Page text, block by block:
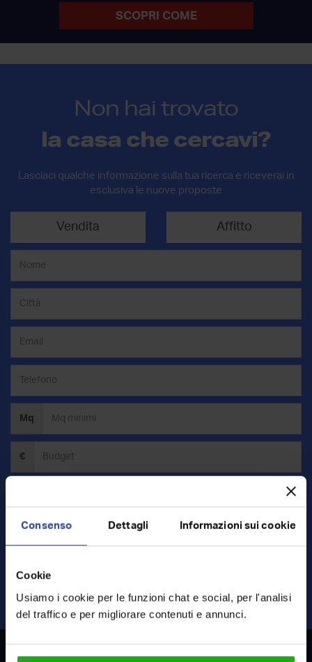
Consenso Dettagli Informazioni sui cookie
Cookie
Usiamo i cookie per le funzioni chat e social, per l'analisi
del traffico e per migliorare contenuti e annunci.
SCOPRI COME
Non hai trovato
la casa che cercavi?
Lasciaci qualche informazione sulla tua ricerca e riceverai in
esclusiva le nuove proposte
Vendita Affitto
Mq
€
Ho letto e accetto